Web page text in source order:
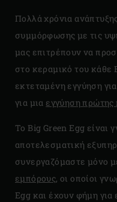
Πολλά χρόνια
συμμόρφωσης με τις
μας επιτρέπουν να
στο κεραμικό του κάθε
εκτεταμένη εγγύηση
για μια εγγύηση πρώτης
Το Big Green Egg είναι
αποτελεσματική
συνεργαζόμαστε μόνο
εμπόρους, οι οποίοι
Egg και έχουν φήμη για